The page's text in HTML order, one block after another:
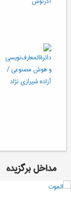
مداخل برگزیده